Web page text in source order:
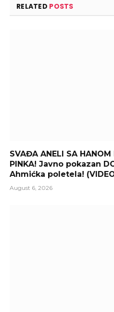
RELATED POSTS
SVAĐA ANELI SA HANOM
PINKA! Javno pokazan
Ahmićka poletela!
August 6, 2026